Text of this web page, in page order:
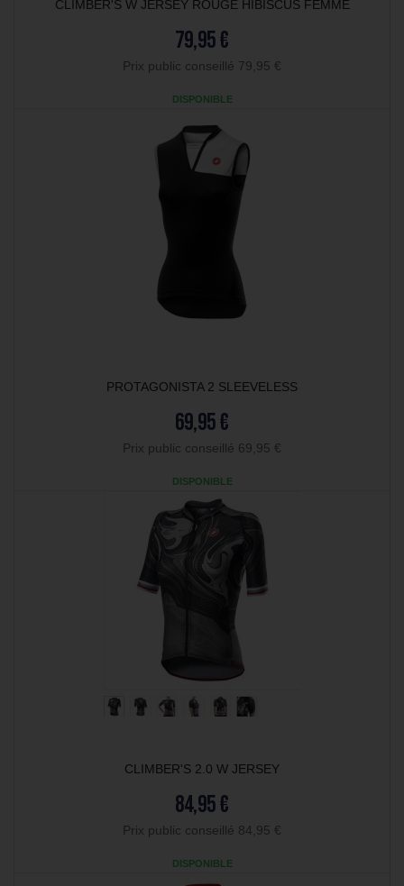
CLIMBER'S W JERSEY ROUGE HIBISCUS FEMME
79,95 €
Prix public conseillé 79,95 €
DISPONIBLE
PROTAGONISTA 2 SLEEVELESS
69,95 €
Prix public conseillé 69,95 €
DISPONIBLE
CLIMBER'S 2.0 W JERSEY
84,95 €
Prix public conseillé 84,95 €
DISPONIBLE